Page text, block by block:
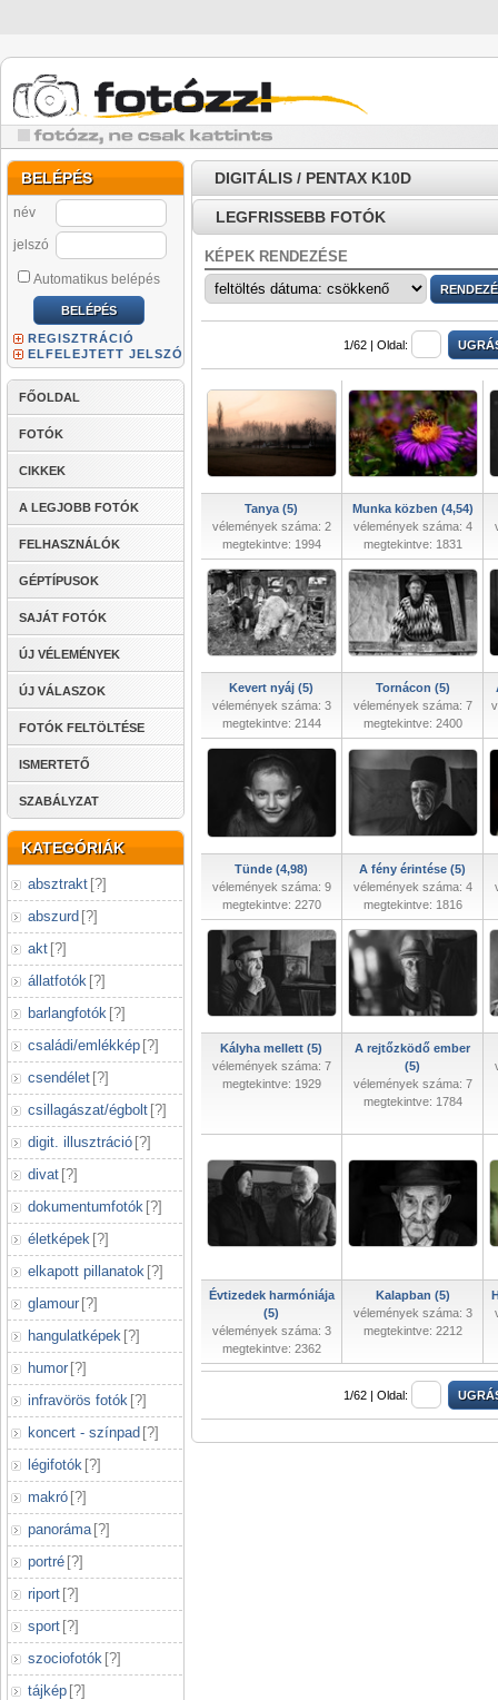
BELÉPÉS
név
jelszó
Automatikus belépés
REGISZTRÁCIÓ
ELFELEJTETT JELSZÓ
FŐOLDAL
FOTÓK
CIKKEK
A LEGJOBB FOTÓK
FELHASZNÁLÓK
GÉPTÍPUSOK
SAJÁT FOTÓK
ÚJ VÉLEMÉNYEK
ÚJ VÁLASZOK
FOTÓK FELTÖLTÉSE
ISMERTETŐ
SZABÁLYZAT
KATEGÓRIÁK
absztrakt [?]
abszurd [?]
akt [?]
állatfotók [?]
barlangfotók [?]
családi/emlékkép [?]
csendélet [?]
csillagászat/égbolt [?]
digit. illusztráció [?]
divat [?]
dokumentumfotók [?]
életképek [?]
elkapott pillanatok [?]
glamour [?]
hangulatképek [?]
humor [?]
infravörös fotók [?]
koncert - színpad [?]
légifotók [?]
makró [?]
panoráma [?]
portré [?]
riport [?]
sport [?]
szociofotók [?]
tájkép [?]
DIGITÁLIS / PENTAX K10D
LEGFRISSEBB FOTÓK
KÉPEK RENDEZÉSE
1/62 | Oldal:
Tanya (5)
vélemények száma: 2
megtekintve: 1994
Munka közben (4,54)
vélemények száma: 4
megtekintve: 1831
Kevert nyáj (5)
vélemények száma: 3
megtekintve: 2144
Tornácon (5)
vélemények száma: 7
megtekintve: 2400
Tünde (4,98)
vélemények száma: 9
megtekintve: 2270
A fény érintése (5)
vélemények száma: 4
megtekintve: 1816
Kályha mellett (5)
vélemények száma: 7
megtekintve: 1929
A rejtőzködő ember
(5)
vélemények száma: 7
megtekintve: 1784
Évtizedek harmóniája
(5)
vélemények száma: 3
megtekintve: 2362
Kalapban (5)
vélemények száma: 3
megtekintve: 2212
1/62 | Oldal: